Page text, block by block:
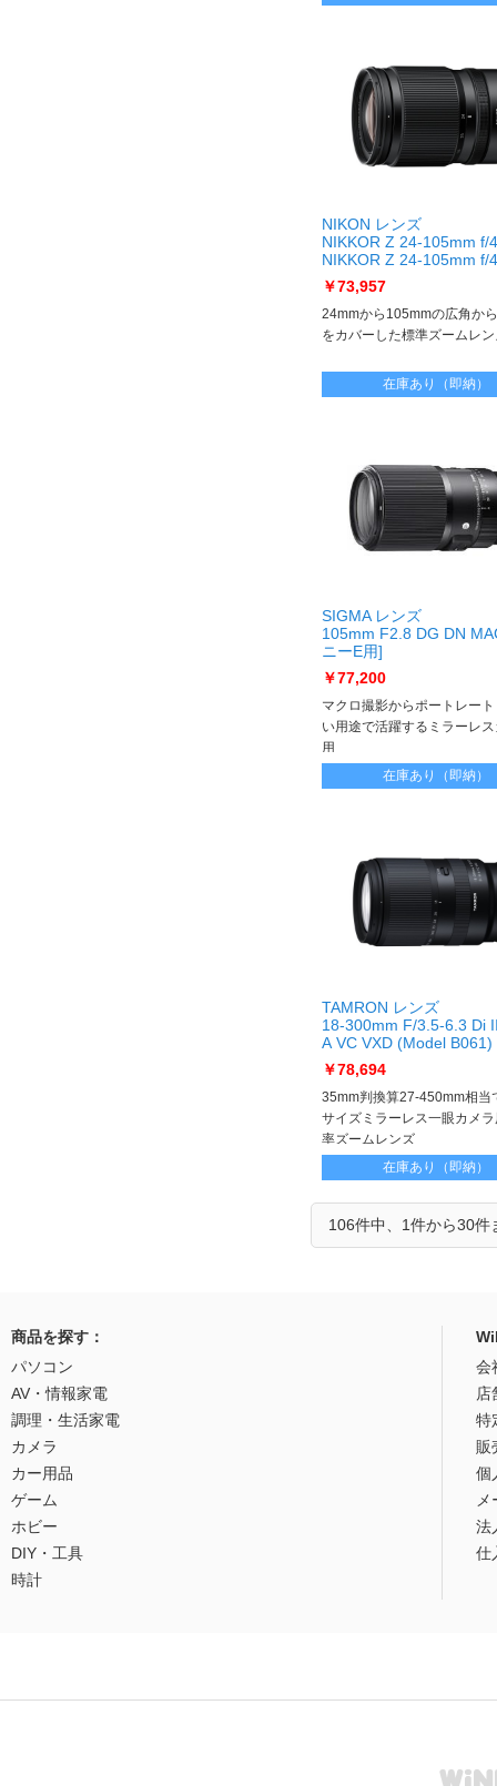
NIKON レンズ
NIKKOR Z 24-105mm f/
NIKKOR Z 24-105mm f/
￥73,957
24mmから105mmの広角か
をカバーした標準ズームレ
在庫あり（即納）
SIGMA レンズ
105mm F2.8 DG DN
ニーE用]
105mm F2.8 DG DN
E]
￥77,200
マクロ撮影からポートレー
い用途で活躍するミラーレ
用
中望遠マクロレンズ
在庫あり（即納）
TAMRON レンズ
18-300mm F/3.5-6.3 Di
A VC VXD (Model B061)
Z用] 18-300mm F/3.5-
A VC VXD (Model
Z]
￥78,694
35mm判換算27-450mm相当
サイズミラーレス一眼カメ
率ズームレンズ
在庫あり（即納）
106件中、1件から30件
商品を探す：
パソコン
AV・情報家電
調理・生活家電
カメラ
カー用品
ゲーム
ホビー
DIY・工具
時計
会
店
特
販
個
メ
法
仕